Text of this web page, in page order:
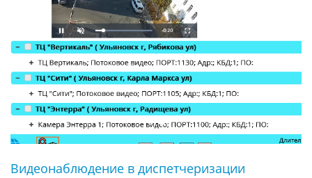
Видеонаблюдение в диспетчеризации